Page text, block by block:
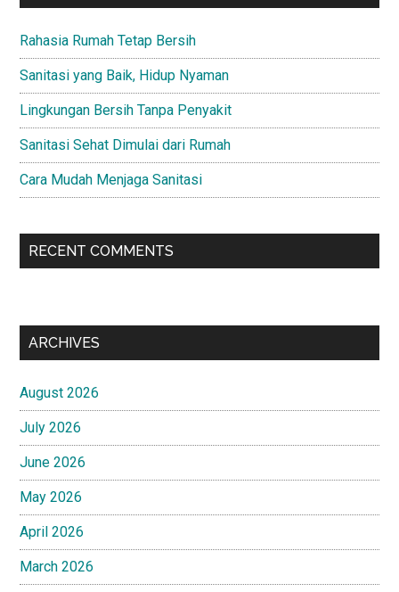
Rahasia Rumah Tetap Bersih
Sanitasi yang Baik, Hidup Nyaman
Lingkungan Bersih Tanpa Penyakit
Sanitasi Sehat Dimulai dari Rumah
Cara Mudah Menjaga Sanitasi
RECENT COMMENTS
ARCHIVES
August 2026
July 2026
June 2026
May 2026
April 2026
March 2026